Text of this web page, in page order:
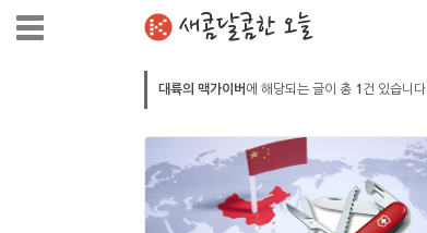
새콤달콤한 오늘
대륙의 맥가이버 에 해당되는 글이 총 1 건 있습니다.